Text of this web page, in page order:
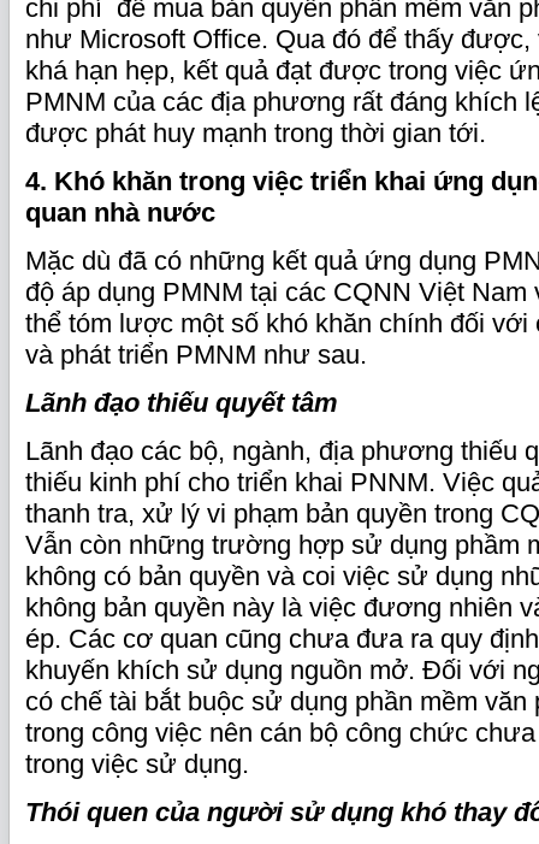
chi phí để mua bản quyền phần mềm văn
như Microsoft Office. Qua đó để thấy
khá hạn hẹp, kết quả đạt được trong việc
PMNM của các địa phương rất đáng khích
được phát huy mạnh trong thời gian tới.
4. Khó khăn trong việc triển khai ứng
quan nhà nước
Mặc dù đã có những kết quả ứng dụng
độ áp dụng PMNM tại các CQNN Việt Nam
thể tóm lược một số khó khăn chính đối với
và phát triển PMNM như sau.
Lãnh đạo thiếu quyết tâm
Lãnh đạo các bộ, ngành, địa phương thiếu
thiếu kinh phí cho triển khai PNNM. Việc
thanh tra, xử lý vi phạm bản quyền trong
Vẫn còn những trường hợp sử dụng phầm
không có bản quyền và coi việc sử dụng
không bản quyền này là việc đương nhiên
ép. Các cơ quan cũng chưa đưa ra quy
khuyến khích sử dụng nguồn mở. Đối với
có chế tài bắt buộc sử dụng phần mềm văn
trong công việc nên cán bộ công chức
trong việc sử dụng.
Thói quen của người sử dụng khó thay